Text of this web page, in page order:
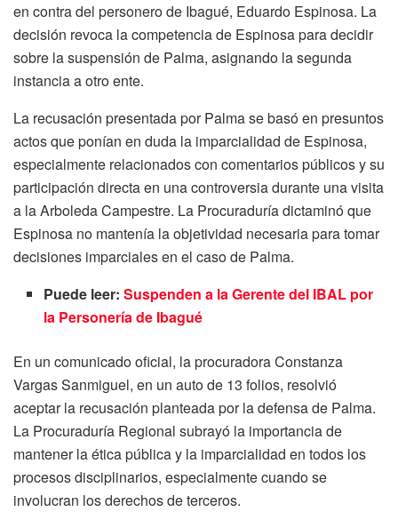
en contra del personero de Ibagué, Eduardo Espinosa. La
decisión revoca la competencia de Espinosa para decidir
sobre la suspensión de Palma, asignando la segunda
instancia a otro ente.
La recusación presentada por Palma se basó en presuntos
actos que ponían en duda la imparcialidad de Espinosa,
especialmente relacionados con comentarios públicos y su
participación directa en una controversia durante una visita
a la Arboleda Campestre. La Procuraduría dictaminó que
Espinosa no mantenía la objetividad necesaria para tomar
decisiones imparciales en el caso de Palma.
Puede leer:Suspenden a la Gerente del IBAL por
la Personería de Ibagué
En un comunicado oficial, la procuradora Constanza
Vargas Sanmiguel, en un auto de 13 folios, resolvió
aceptar la recusación planteada por la defensa de Palma.
La Procuraduría Regional subrayó la importancia de
mantener la ética pública y la imparcialidad en todos los
procesos disciplinarios, especialmente cuando se
involucran los derechos de terceros.